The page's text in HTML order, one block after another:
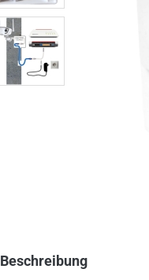
Beschreibung